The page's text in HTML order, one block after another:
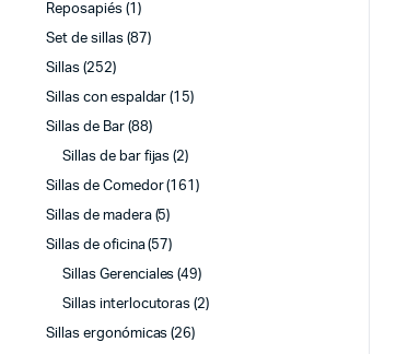
Reposapiés (1)
Set de sillas (87)
Sillas (252)
Sillas con espaldar (15)
Sillas de Bar (88)
Sillas de bar fijas (2)
Sillas de Comedor (161)
Sillas de madera (5)
Sillas de oficina (57)
Sillas Gerenciales (49)
Sillas interlocutoras (2)
Sillas ergonómicas (26)